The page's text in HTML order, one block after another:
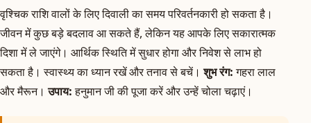
वृश्चिक राशि वालों के लिए दिवाली का समय परिवर्तनकारी हो सकता है।
जीवन में कुछ बड़े बदलाव आ सकते हैं, लेकिन यह आपके लिए सकारात्मक
दिशा में ले जाएंगे। आर्थिक स्थिति में सुधार होगा और निवेश से लाभ हो
सकता है। स्वास्थ्य का ध्यान रखें और तनाव से बचें।शुभ रंग:गहरा लाल
और मैरून।उपाय:हनुमान जी की पूजा करें और उन्हें चोला चढ़ाएं।